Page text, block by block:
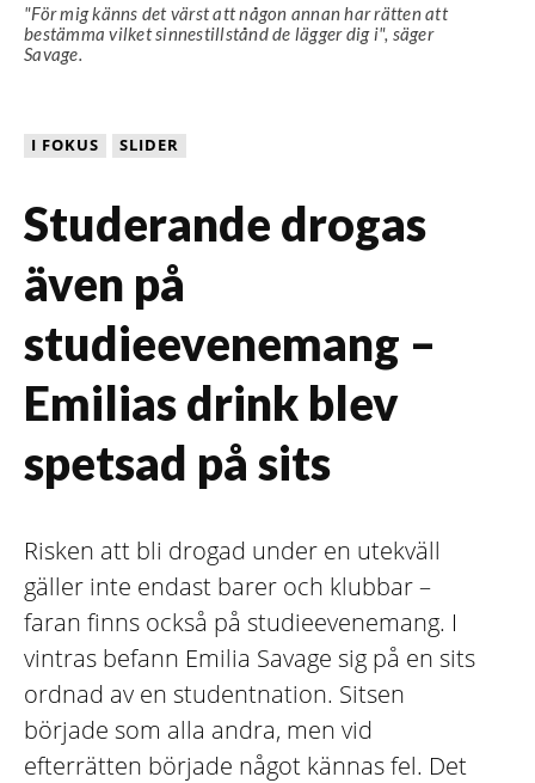
"För mig känns det värst att någon annan har rätten att
bestämma vilket sinnestillstånd de lägger dig i", säger
Savage.
I FOKUS SLIDER
Studerande drogas
även på
studieevenemang –
Emilias drink blev
spetsad på sits
Risken att bli drogad under en utekväll
gäller inte endast barer och klubbar –
faran finns också på studieevenemang. I
vintras befann Emilia Savage sig på en sits
ordnad av en studentnation. Sitsen
började som alla andra, men vid
efterrätten började något kännas fel. Det